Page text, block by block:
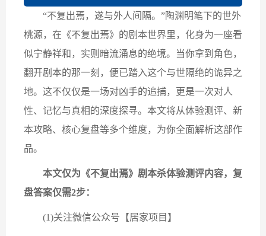
“不复出焉，遂与外人间隔。”陶渊明笔下的世外
桃源，在《不复出焉》的剧本世界里，化身为一座看
似宁静祥和，实则暗流涌息的绝境。当你拿到角色，
翻开剧本的那一刻，便已踏入这个与世隔绝的诡异之
地。这不仅仅是一场对凶手的追捕，更是一次对人
性、记忆与真相的深度探寻。本文将从体验测评、新
本攻略、核心复盘等多个维度，为你全面解析这部作
品。
本文仅为《不复出焉》剧本杀体验测评内容，复
盘答案仅需2步：
(1)关注微信公众号【居家项目】